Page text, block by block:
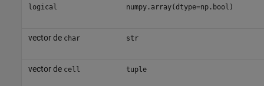
logical numpy.array(dtype=np.bool)
vector de char str
vector de cell tuple